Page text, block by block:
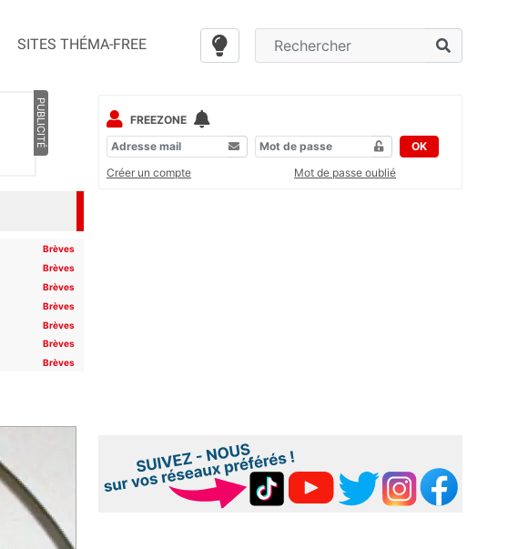
SITES THÉMA-FREE
PUBLICITÉ
Brèves
Brèves
Brèves
Brèves
Brèves
Brèves
Brèves
FREEZONE
OK
Créer un compte
Mot de passe oublié